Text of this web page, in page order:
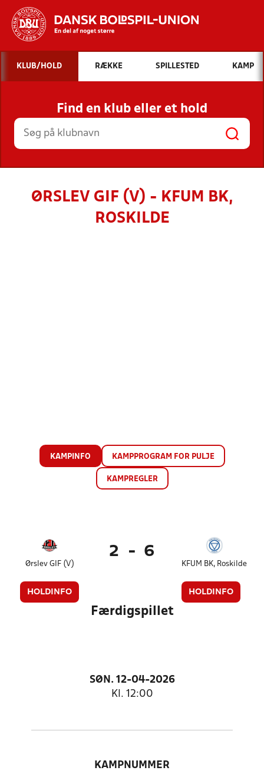
Hvad vil du søge efter?
INDHOLD OG NYHEDER
STILLINGER, RESULTATER, KLUBBER OG
HOLD
KLUB/HOLD RÆKKE SPILLESTED KAMP
Find en klub eller et hold
ØRSLEV GIF (V) - KFUM BK,
ROSKILDE
KAMPINFO KAMPPROGRAM FOR PULJE
KAMPREGLER
Ørslev GIF (V)
HOLDINFO
2 - 6
KFUM BK, Roskilde
HOLDINFO
Færdigspillet
SØN. 12-04-2026
Kl. 12:00
KAMPNUMMER